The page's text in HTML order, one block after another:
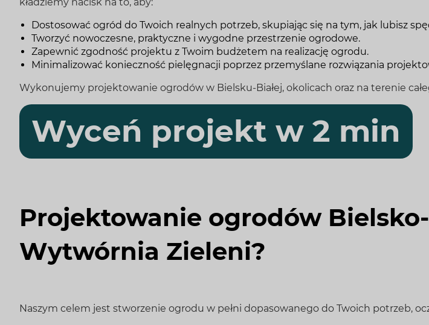
Dostosować ogród do Twoich realnych potrzeb, skupiając się na tym, jak lubisz
Tworzyć nowoczesne, praktyczne i wygodne przestrzenie ogrodowe.
Zapewnić zgodność projektu z Twoim budżetem na realizację ogrodu.
Minimalizować konieczność pielęgnacji poprzez przemyślane rozwiązania
Wykonujemy projektowanie ogrodów w Bielsku-Białej, okolicach oraz na terenie
Wyceń projekt w 2 min
Projektowanie ogrodów
Wytwórnia Zieleni?
Naszym celem jest stworzenie ogrodu w pełni dopasowanego do Twoich potrzeb,